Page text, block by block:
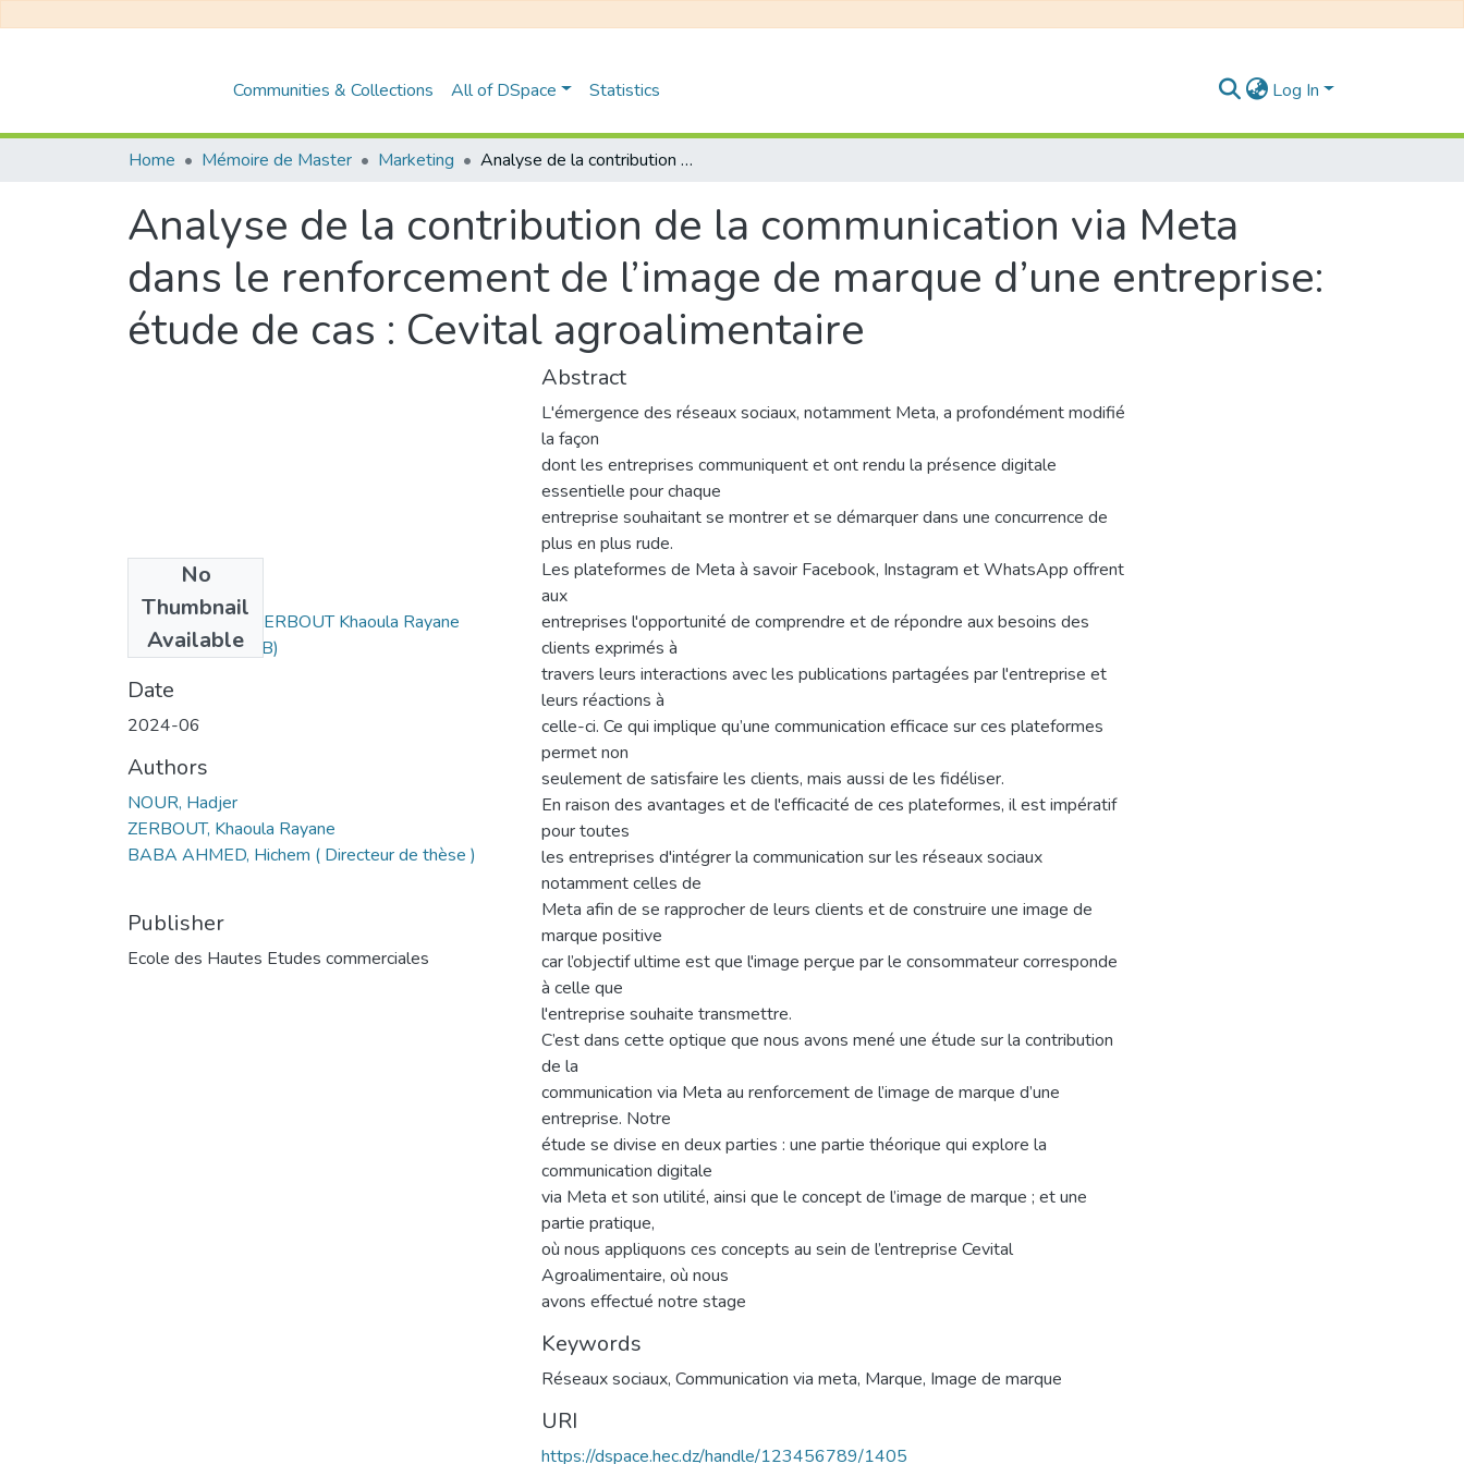
Communities & Collections All of DSpace Statistics Log In
Home Mémoire de Master Marketing Analyse de la contribution de la communication via Meta dans le renforcement de l’image de marque d’une entreprise: étude de cas : Cevital agroalimentaire
Analyse de la contribution de la communication via Meta
dans le renforcement de l’image de marque d’une entreprise:
étude de cas : Cevital agroalimentaire
No
Thumbnail
Available
NOUR Hadjer + ZERBOUT Khaoula Rayane
-077.pdf(3.85 MB)
Date
2024-06
Authors
NOUR, Hadjer
ZERBOUT, Khaoula Rayane
BABA AHMED, Hichem ( Directeur de thèse )
Publisher
Ecole des Hautes Etudes commerciales
Abstract
L'émergence des réseaux sociaux, notamment Meta, a profondément modifié
la façon
dont les entreprises communiquent et ont rendu la présence digitale
essentielle pour chaque
entreprise souhaitant se montrer et se démarquer dans une concurrence de
plus en plus rude.
Les plateformes de Meta à savoir Facebook, Instagram et WhatsApp offrent
aux
entreprises l'opportunité de comprendre et de répondre aux besoins des
clients exprimés à
travers leurs interactions avec les publications partagées par l'entreprise et
leurs réactions à
celle-ci. Ce qui implique qu’une communication efficace sur ces plateformes
permet non
seulement de satisfaire les clients, mais aussi de les fidéliser.
En raison des avantages et de l'efficacité de ces plateformes, il est impératif
pour toutes
les entreprises d'intégrer la communication sur les réseaux sociaux
notamment celles de
Meta afin de se rapprocher de leurs clients et de construire une image de
marque positive
car l’objectif ultime est que l'image perçue par le consommateur corresponde
à celle que
l'entreprise souhaite transmettre.
C’est dans cette optique que nous avons mené une étude sur la contribution
de la
communication via Meta au renforcement de l’image de marque d’une
entreprise. Notre
étude se divise en deux parties : une partie théorique qui explore la
communication digitale
via Meta et son utilité, ainsi que le concept de l’image de marque ; et une
partie pratique,
où nous appliquons ces concepts au sein de l’entreprise Cevital
Agroalimentaire, où nous
avons effectué notre stage
Keywords
Réseaux sociaux, Communication via meta, Marque, Image de marque
URI
https://dspace.hec.dz/handle/123456789/1405